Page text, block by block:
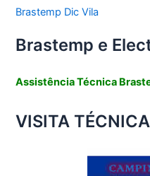
Brastemp Dic Vila
Brastemp e
Assistência Técnica
VISITA TÉCNICA